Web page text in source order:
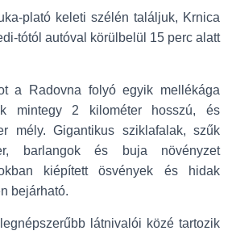
plató keleti szélén találjuk, Krnica
tótól autóval körülbelül 15 perc alatt
a Radovna folyó egyik mellékága
mintegy 2 kilométer hosszú, és
mély. Gigantikus sziklafalak, szűk
barlangok és buja növényzet
kiépített ösvények és hidak
bejárható.
látnivalói közé tartozik